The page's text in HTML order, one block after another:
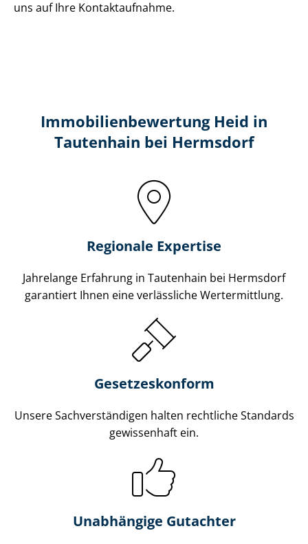
uns auf Ihre Kontaktaufnahme.
Immobilien­bewertung Heid in
Tautenhain bei Hermsdorf
Regionale Expertise
Jahrelange Erfahrung in Tautenhain bei Hermsdorf
garantiert Ihnen eine verlässliche Wertermittlung.
Gesetzes­konform
Unsere Sach­ver­stän­di­gen halten rechtliche Standards
gewissenhaft ein.
Unabhängige Gutachter